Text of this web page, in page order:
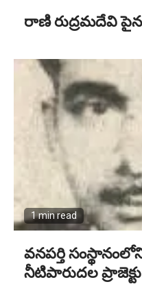
రాణి రుద్రమదేవి
1 min read
వనపర్తి
నీటిపారుదల ప్రాజెక్టు